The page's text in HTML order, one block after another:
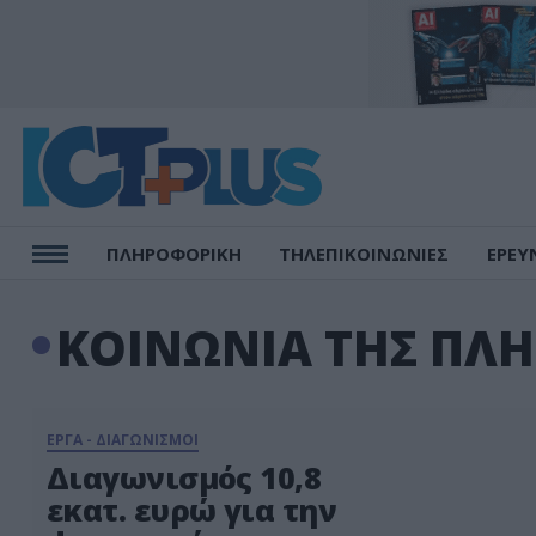
ΠΛΗΡΟΦΟΡΙΚΗ ΤΗΛΕΠΙΚΟΙΝΩΝΙΕΣ
ΚΟΙΝΩΝΙΑ ΤΗΣ
ΕΡΓΑ - ΔΙΑΓΩΝΙΣΜΟΙ
Διαγωνισμός 10,8
εκατ. ευρώ για την